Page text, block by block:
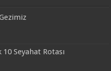
Seyahat Rotası